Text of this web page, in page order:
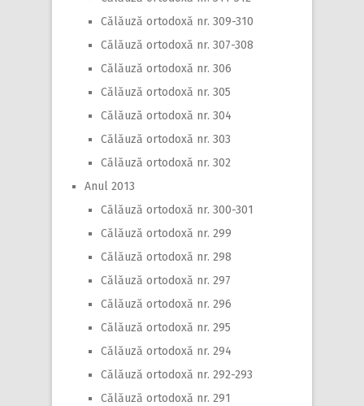
Călăuză ortodoxă nr. 309-310
Călăuză ortodoxă nr. 307-308
Călăuză ortodoxă nr. 306
Călăuză ortodoxă nr. 305
Călăuză ortodoxă nr. 304
Călăuză ortodoxă nr. 303
Călăuză ortodoxă nr. 302
Anul 2013
Călăuză ortodoxă nr. 300-301
Călăuză ortodoxă nr. 299
Călăuză ortodoxă nr. 298
Călăuză ortodoxă nr. 297
Călăuză ortodoxă nr. 296
Călăuză ortodoxă nr. 295
Călăuză ortodoxă nr. 294
Călăuză ortodoxă nr. 292-293
Călăuză ortodoxă nr. 291